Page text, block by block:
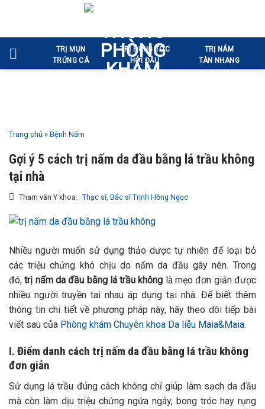
nội
dung
TRỊ MỤN
TRỨNG CÁ
TRỊ RỤNG TÓC
HÓI ĐẦU
TRỊ NÁM
TÀN NHANG
Trang chủ » Bệnh Nấm
Gợi ý 5 cách trị nấm da đầu bằng lá trầu không
tại nhà
Tham vấn Y khoa: Thạc sĩ, Bác sĩ Trịnh Hồng Ngọc
Nhiều người muốn sử dụng thảo dược tự nhiên để loại bỏ
các triệu chứng khó chịu do nấm da đầu gây nên. Trong
đó, trị nấm da đầu bằng lá trầu không là mẹo đơn giản được
nhiều người truyền tai nhau áp dụng tại nhà. Để biết thêm
thông tin chi tiết về phương pháp này, hãy theo dõi tiếp bài
viết sau của Phòng khám Chuyên khoa Da liễu Maia&Maia.
I. Điểm danh cách trị nấm da đầu bằng lá trầu không
đơn giản
Sử dụng lá trầu đúng cách không chỉ giúp làm sạch da đầu
mà còn làm dịu triệu chứng ngứa ngáy, bong tróc hay rụng